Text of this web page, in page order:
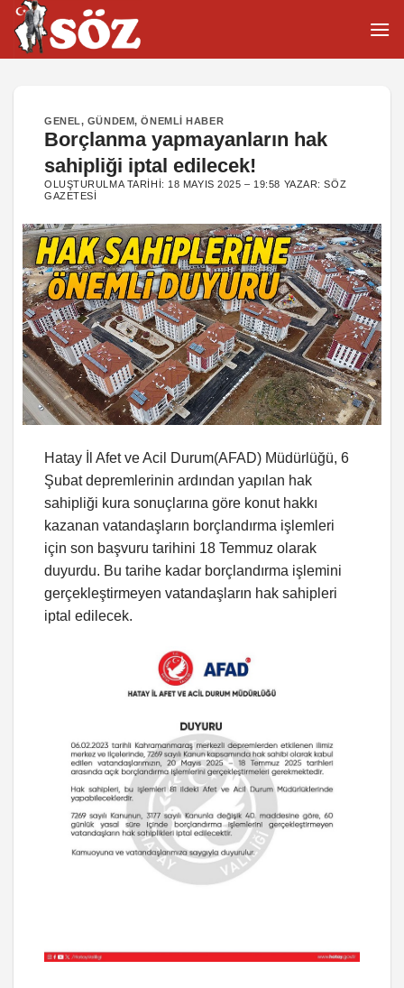
İçeriğe
atla
GENEL, GÜNDEM,ÖNEMLI HABER
Borçlanma yapmayanların hak
sahipliği iptal edilecek!
OLUŞTURULMA TARIHI: 18 MAYIS 2025 – 19:58 YAZAR:SÖZ
GAZETESI
Hatay İl Afet ve Acil Durum(AFAD) Müdürlüğü, 6
Şubat depremlerinin ardından yapılan hak
sahipliği kura sonuçlarına göre konut hakkı
kazanan vatandaşların borçlandırma işlemleri
için son başvuru tarihini 18 Temmuz olarak
duyurdu. Bu tarihe kadar borçlandırma işlemini
gerçekleştirmeyen vatandaşların hak sahipleri
iptal edilecek.